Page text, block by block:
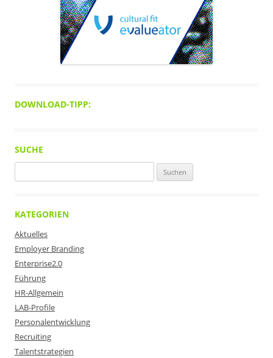
DOWNLOAD-TIPP:
SUCHE
nach:
KATEGORIEN
Aktuelles
Employer Branding
Enterprise2.0
Führung
HR-Allgemein
LAB-Profile
Personalentwicklung
Recruiting
Talentstrategien